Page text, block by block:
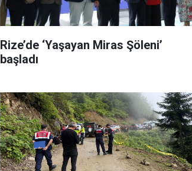
Rize’de ‘Yaşayan Miras Şöleni’
başladı